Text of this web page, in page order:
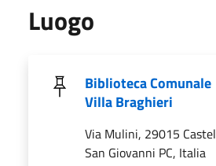
Luogo
Biblioteca Comunale
Villa Braghieri
Via Mulini, 29015 Castel
San Giovanni PC, Italia